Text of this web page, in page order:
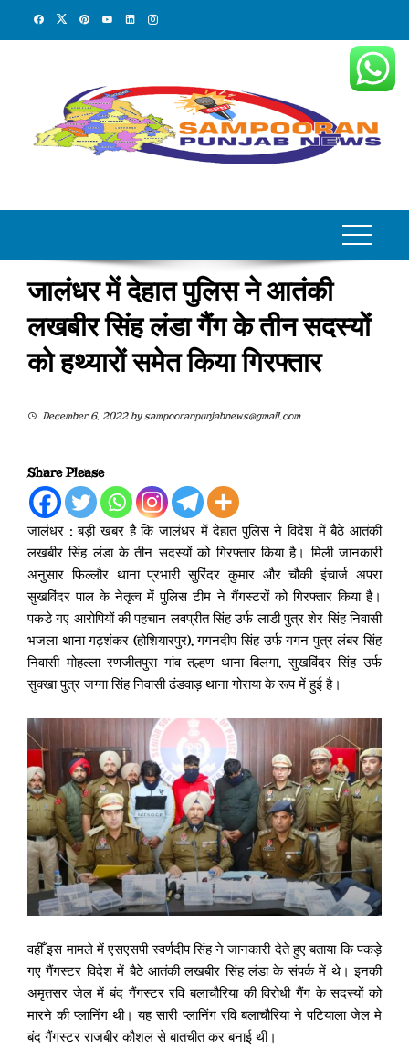
जालंधर में देहात पुलिस ने आतंकी
लखबीर सिंह लंडा गैंग के तीन सदस्यों
को हथ्यारों समेत किया गिरफ्तार
December 6, 2022bysampooranpunjabnews@gmail.com
Share Please
जालंधर : बड़ी खबर है कि जालंधर में देहात पुलिस ने विदेश में बैठे आतंकी
लखबीर सिंह लंडा के तीन सदस्यों को गिरफ्तार किया है। मिली जानकारी
अनुसार फिल्लौर थाना प्रभारी सुरिंदर कुमार और चौकी इंचार्ज अपरा
सुखविंदर पाल के नेतृत्व में पुलिस टीम ने गैंगस्टरों को गिरफ्तार किया है।
पकडे गए आरोपियों की पहचान लवप्रीत सिंह उर्फ लाडी पुत्र शेर सिंह निवासी
भजला थाना गढ़शंकर (होशियारपुर), गगनदीप सिंह उर्फ गगन पुत्र लंबर सिंह
निवासी मोहल्ला रणजीतपुरा गांव तल्हण थाना बिलगा, सुखविंदर सिंह उर्फ
सुक्खा पुत्र जग्गा सिंह निवासी ढंडवाड़ थाना गोराया के रूप में हुई है।
वहीँ इस मामले में एसएसपी स्वर्णदीप सिंह ने जानकारी देते हुए बताया कि पकड़े
गए गैंगस्टर विदेश में बैठे आतंकी लखबीर सिंह लंडा के संपर्क में थे। इनकी
अमृतसर जेल में बंद गैंगस्टर रवि बलाचौरिया की विरोधी गैंग के सदस्यों को
मारने की प्लानिंग थी। यह सारी प्लानिंग रवि बलाचौरिया ने पटियाला जेल मे
बंद गैंगस्टर राजबीर कौशल से बातचीत कर बनाई थी।